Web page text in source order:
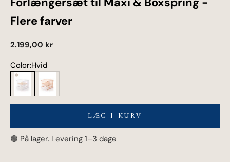
Flere farver
Salgspris
2.199,00 kr
Color:Hvid
Hvid
Ubehandlet træ
LÆG I KURV
🟢 På lager. Levering 1–3 dage